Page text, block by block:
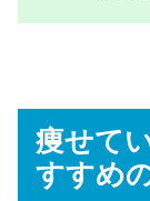
痩せて
すすめ